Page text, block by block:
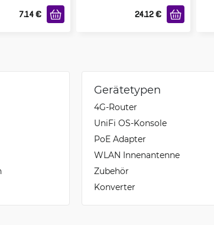
7.14 € 24.12 €
Gerätetypen
4G-Router
UniFi OS-Konsole
PoE Adapter
WLAN Innenantenne
Zubehör
Konverter